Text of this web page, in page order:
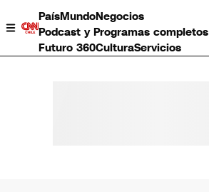
PaísMundoNegocios
Podcast y Programas completos
Futuro 360CulturaServicios